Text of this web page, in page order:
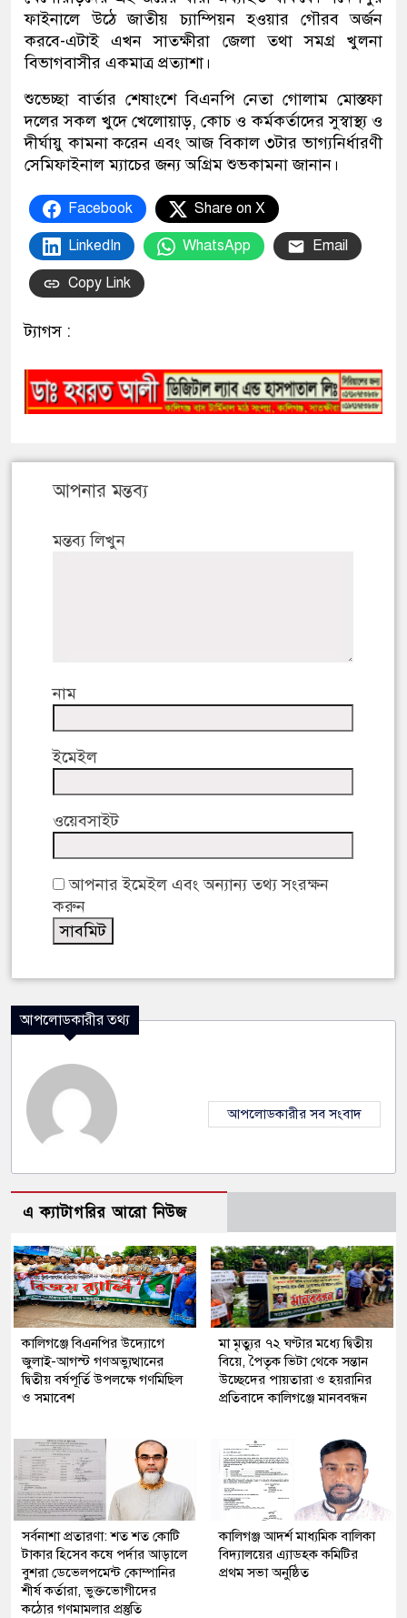
ফাইনালে উঠে জাতীয় চ্যাম্পিয়ন হওয়ার গৌরব অর্জন
করবে-এটাই এখন সাতক্ষীরা জেলা তথা সমগ্র খুলনা
বিভাগবাসীর একমাত্র প্রত্যাশা।
শুভেচ্ছা বার্তার শেষাংশে বিএনপি নেতা গোলাম মোস্তফা
দলের সকল খুদে খেলোয়াড়, কোচ ও কর্মকর্তাদের সুস্বাস্থ্য ও
দীর্ঘায়ু কামনা করেন এবং আজ বিকাল ৩টার ভাগ্যনির্ধারণী
সেমিফাইনাল ম্যাচের জন্য অগ্রিম শুভকামনা জানান।
Facebook Share on X
LinkedIn WhatsApp Email
Copy Link
ট্যাগস :
আপনার মন্তব্য
মন্তব্য লিখুন
নাম
ইমেইল
ওয়েবসাইট
আপনার ইমেইল এবং অন্যান্য তথ্য সংরক্ষন
করুন
আপলোডকারীর তথ্য
আপলোডকারীর সব সংবাদ
এ ক্যাটাগরির আরো নিউজ
কালিগঞ্জে বিএনপির উদ্যোগে
জুলাই-আগস্ট গণঅভ্যুত্থানের
দ্বিতীয় বর্ষপূর্তি উপলক্ষে গণমিছিল
ও সমাবেশ
মা মৃত্যুর ৭২ ঘণ্টার মধ্যে দ্বিতীয়
বিয়ে, পৈতৃক ভিটা থেকে সন্তান
উচ্ছেদের পায়তারা ও হয়রানির
প্রতিবাদে কালিগঞ্জে মানববন্ধন
সর্বনাশা প্রতারণা: শত শত কোটি
টাকার হিসেব কষে পর্দার আড়ালে
বুশরা ডেভেলপমেন্ট কোম্পানির
শীর্ষ কর্তারা, ভুক্তভোগীদের
কঠোর গণমামলার প্রস্তুতি
কালিগঞ্জ আদর্শ মাধ্যমিক বালিকা
বিদ্যালয়ের এ্যাডহক কমিটির
প্রথম সভা অনুষ্ঠিত